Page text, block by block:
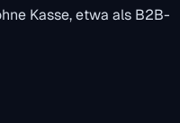
Kasse, etwa als B2B-